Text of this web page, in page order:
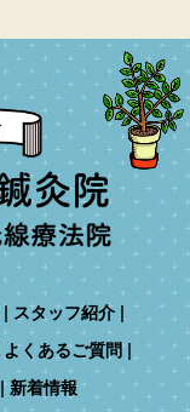
スタッフ紹介
よくあるご質問
新着情報